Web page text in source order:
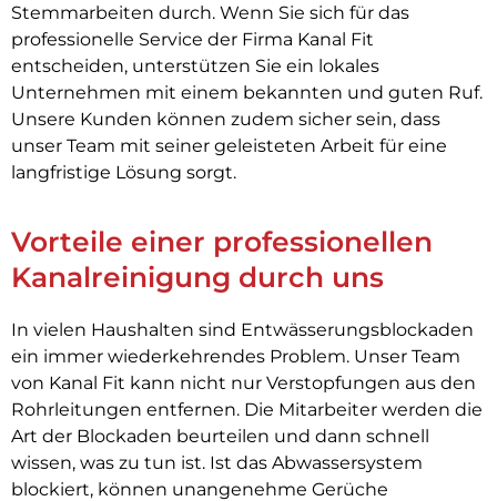
Stemmarbeiten durch. Wenn Sie sich für das
professionelle Service der Firma Kanal Fit
entscheiden, unterstützen Sie ein lokales
Unternehmen mit einem bekannten und guten Ruf.
Unsere Kunden können zudem sicher sein, dass
unser Team mit seiner geleisteten Arbeit für eine
langfristige Lösung sorgt.
Vorteile einer professionellen
Kanalreinigung durch uns
In vielen Haushalten sind Entwässerungsblockaden
ein immer wiederkehrendes Problem. Unser Team
von Kanal Fit kann nicht nur Verstopfungen aus den
Rohrleitungen entfernen. Die Mitarbeiter werden die
Art der Blockaden beurteilen und dann schnell
wissen, was zu tun ist. Ist das Abwassersystem
blockiert, können unangenehme Gerüche